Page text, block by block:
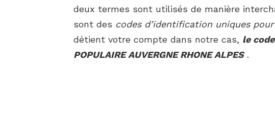
deux termes sont utilisés de manière
sont des codes d’identification uniques
détient votre compte dans notre cas, le
POPULAIRE AUVERGNE RHONE ALPES.